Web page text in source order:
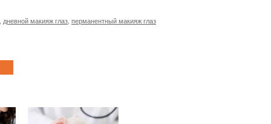
дневной макияж глаз перманентный макияж глаз